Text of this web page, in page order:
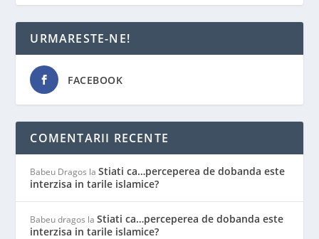
URMARESTE-NE!
FACEBOOK
COMENTARII RECENTE
Babeu Dragos laStiati ca…perceperea de dobanda este
interzisa in tarile islamice?
Babeu dragos laStiati ca…perceperea de dobanda este
interzisa in tarile islamice?